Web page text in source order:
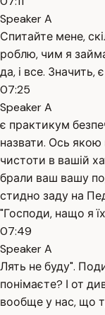
Speaker A
Спитайте мене,
роблю, чим я
да, і все.
07:25
Speaker A
є практикум
назвати. Ось
чистоти в вашій
брали ваш вашу
стидно заду на
"Господи, нащо я
07:49
Speaker A
Лять не буду".
понімаєте? І от
вообще у нас, що